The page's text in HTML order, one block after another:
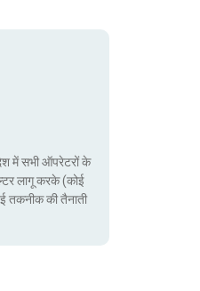
में सभी ऑपरेटरों के
लागू करके (कोई
तकनीक की तैनाती